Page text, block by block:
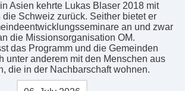
Asien kehrte Lukas Blaser 2018 mit
Schweiz zurück. Seither bietet er
an und zwar
die Missionsorganisation OM.
das Programm und die Gemeinden
unter anderem mit den Menschen aus
die in der Nachbarschaft wohnen.